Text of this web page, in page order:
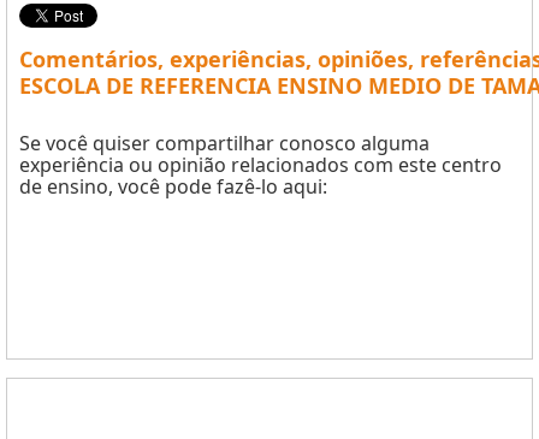
Comentários, experiências, opiniões,
ESCOLA DE REFERENCIA ENSINO MEDIO DE
Se você quiser compartilhar conosco alguma
experiência ou opinião relacionados com este centro
de ensino, você pode fazê-lo aqui: